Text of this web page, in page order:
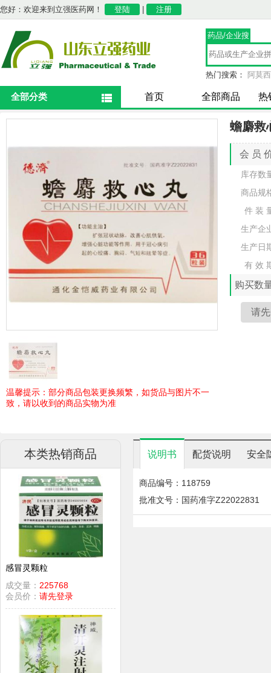
您好：欢迎来到立强医药网！ 登陆 注册
药品/企业搜
索
热门搜索： 阿莫
全部分类 首页 全部商品 热
温馨提示：部分商品包装更换频繁，如货品与图片不一
致，请以收到的商品实物为准
蟾麝救
会 员
库存数
商品规
件 装
生产企
生产日
有 效
购买数
本类热销商品
感冒灵颗粒
成交量： 225768
会员价： 请先登录
说明书 配货说明 安全
商品编号：118759
批准文号：国药准字Z22022831